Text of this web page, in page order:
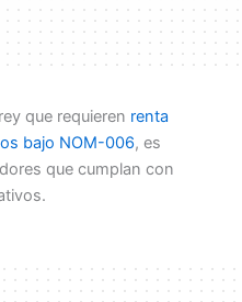
que requieren renta
bajo NOM-006, es
que cumplan con